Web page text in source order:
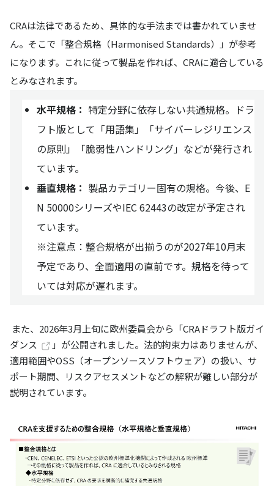
CRAは法律であるため、具体的な手法までは書かれていませ
ん。そこで「整合規格（Harmonised Standards）」が参考
になります。これに従って製品を作れば、CRAに適合している
とみなされます。
水平規格： 特定分野に依存しない共通規格。ドラ
フト版として「用語集」「サイバーレジリエンス
の原則」「脆弱性ハンドリング」などが発行され
ています。
垂直規格： 製品カテゴリー固有の規格。今後、E
N 50000シリーズやIEC 62443の改定が予定され
ています。
※注意点：整合規格が出揃うのが2027年10月末
予定であり、全面適用の直前です。規格を待って
いては対応が遅れます。
また、2026年3月上旬に欧州委員会から「CRAドラフト版ガイ
ダンス
」が公開されました。法的拘束力はありませんが、
適用範囲やOSS（オープンソースソフトウェア）の扱い、サ
ポート期間、リスクアセスメントなどの解釈が難しい部分が
説明されています。